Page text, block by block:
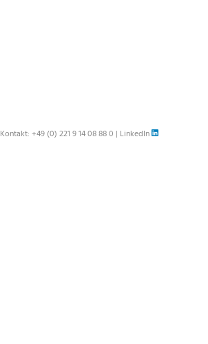
Kontakt: +49 (0) 221 9 14 08 88 0 | LinkedIn